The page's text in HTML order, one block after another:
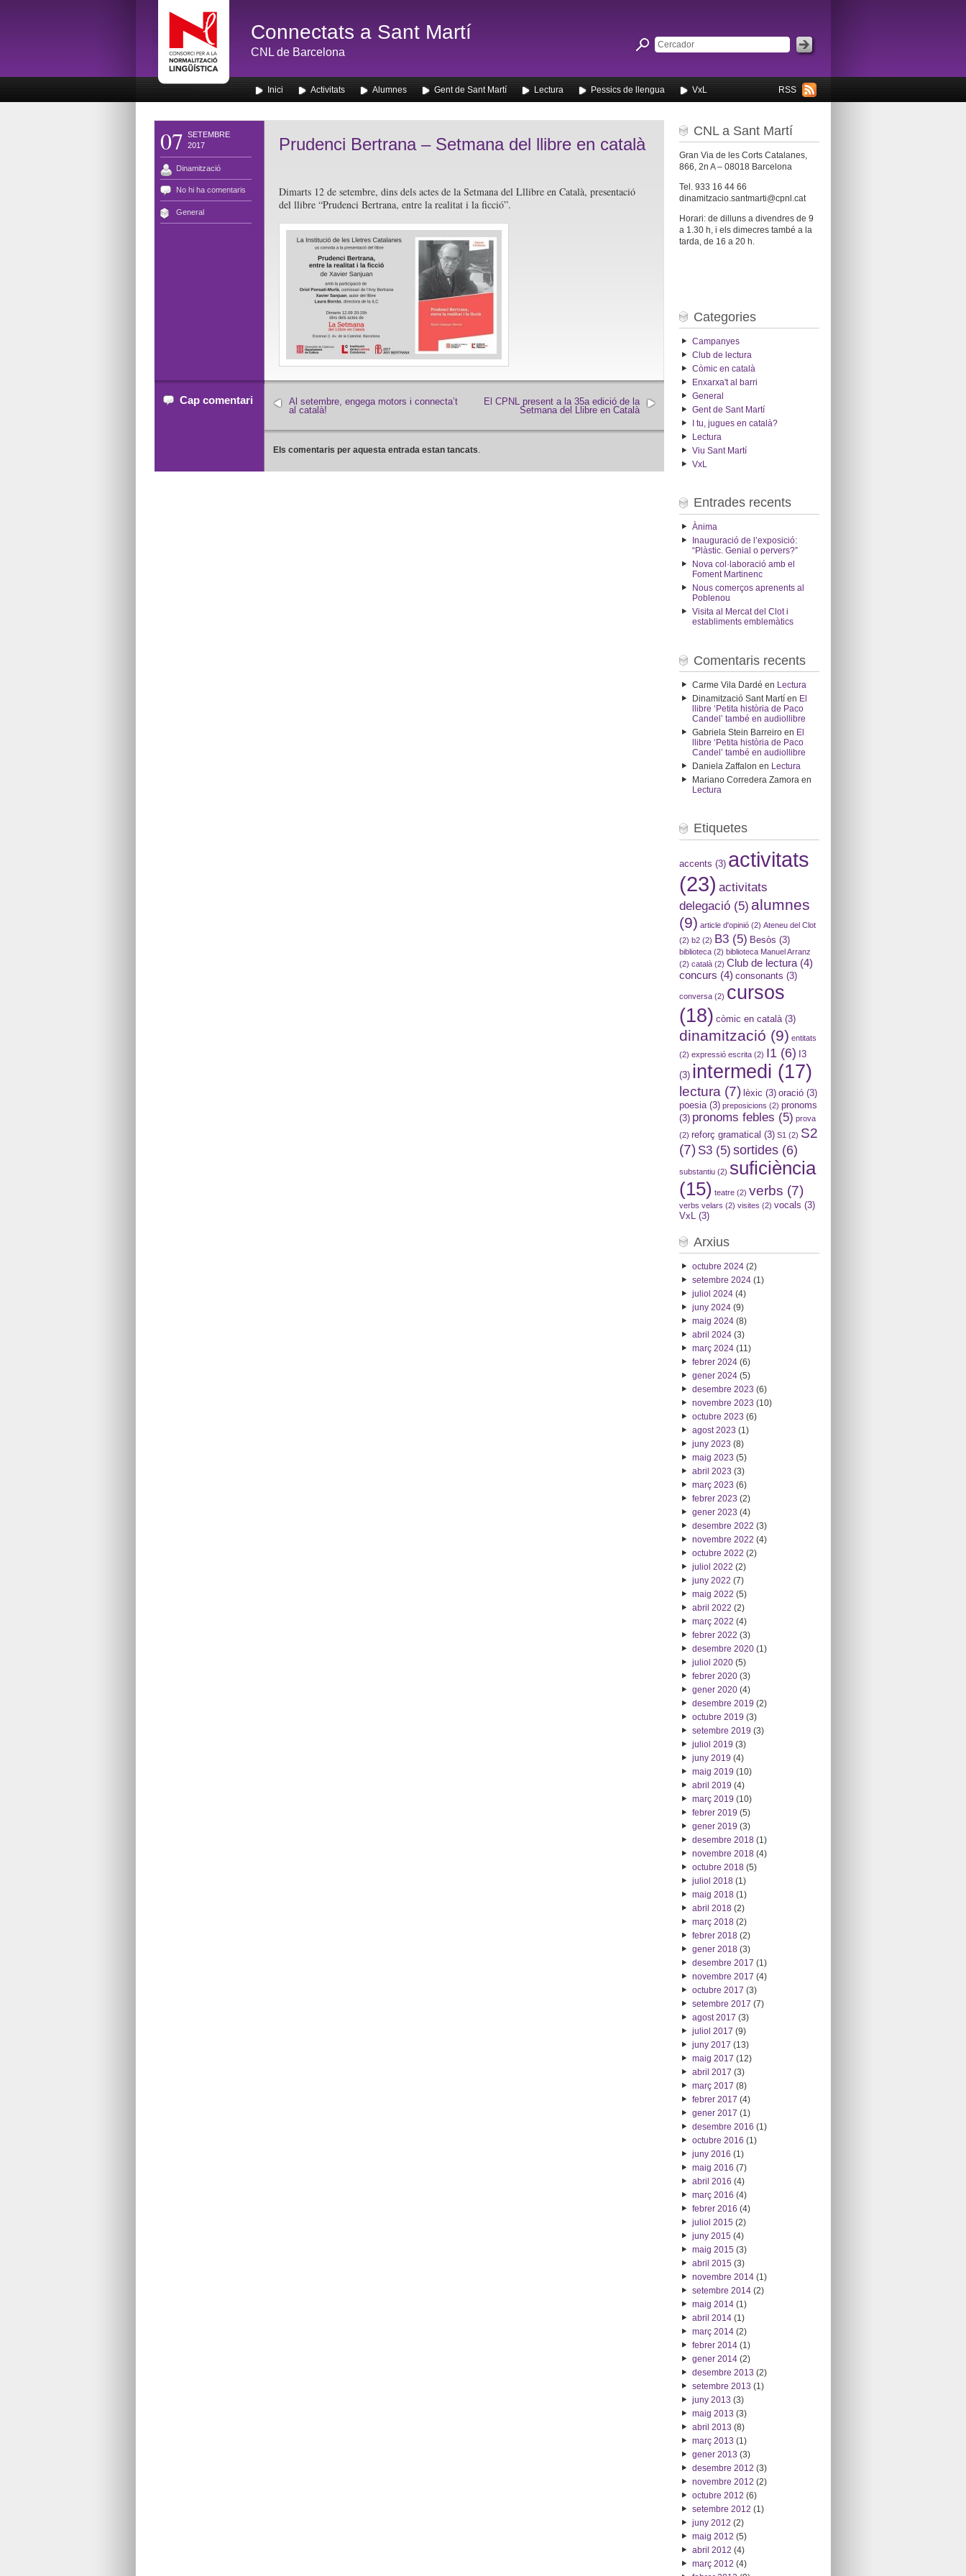
Connectats a Sant Martí
CNL de Barcelona
RSS
Inici Activitats Alumnes Gent de Sant Martí Lectura Pessics de llengua VxL
07 SETEMBRE
2017
Dinamització
No hi ha comentaris
General
Prudenci Bertrana – Setmana del llibre en català
Dimarts 12 de setembre, dins dels actes de la Setmana del Lllibre en Català, presentació
del llibre “Prudenci Bertrana, entre la realitat i la ficció”.
Cap comentari
El CPNL present a la 35a edició de la
Setmana del Llibre en Català
Al setembre, engega motors i connecta’t
al català!
Els comentaris per aquesta entrada estan tancats.
CNL a Sant Martí
Gran Via de les Corts Catalanes,
866, 2n A – 08018 Barcelona
Tel. 933 16 44 66
dinamitzacio.santmarti@cpnl.cat
Horari: de dilluns a divendres de 9
a 1.30 h, i els dimecres també a la
tarda, de 16 a 20 h.
Categories
Campanyes
Club de lectura
Còmic en català
Enxarxa't al barri
General
Gent de Sant Martí
I tu, jugues en català?
Lectura
Viu Sant Martí
VxL
Entrades recents
Ànima
Inauguració de l’exposició:
“Plàstic. Genial o pervers?”
Nova col·laboració amb el
Foment Martinenc
Nous comerços aprenents al
Poblenou
Visita al Mercat del Clot i
establiments emblemàtics
Comentaris recents
Carme Vila Dardé en Lectura
Dinamització Sant Martíen El
llibre ‘Petita història de Paco
Candel’ també en audiollibre
Gabriela Stein Barreiroen El
llibre ‘Petita història de Paco
Candel’ també en audiollibre
Daniela Zaffalon en Lectura
Mariano Corredera Zamoraen
Lectura
Etiquetes
accents (3) activitats
(23) activitats
delegació(5) alumnes
(9) article d'opinió(2) Ateneu del Clot
(2) b2(2) B3(5) Besòs (3)
biblioteca(2) biblioteca Manuel Arranz
(2) català(2) Club de lectura(4)
concurs (4) consonants (3)
conversa(2) cursos
(18) còmic en català(3)
dinamització (9) entitats
(2) expressió escrita(2) I1(6) I3
(3) intermedi (17)
lectura(7) lèxic (3) oració(3)
poesia(3) preposicions (2) pronoms
(3) pronoms febles (5) prova
(2) reforç gramatical (3) S1(2) S2
(7) S3(5) sortides(6)
substantiu(2) suficiència
(15) teatre(2) verbs (7)
verbs velars (2) visites (2) vocals (3)
VxL(3)
Arxius
octubre 2024(2)
setembre 2024(1)
juliol 2024(4)
juny 2024(9)
maig 2024(8)
abril 2024(3)
març 2024(11)
febrer 2024(6)
gener 2024(5)
desembre 2023 (6)
novembre 2023 (10)
octubre 2023 (6)
agost 2023 (1)
juny 2023 (8)
maig 2023 (5)
abril 2023 (3)
març 2023 (6)
febrer 2023 (2)
gener 2023 (4)
desembre 2022 (3)
novembre 2022 (4)
octubre 2022 (2)
juliol 2022 (2)
juny 2022 (7)
maig 2022 (5)
abril 2022 (2)
març 2022 (4)
febrer 2022 (3)
desembre 2020(1)
juliol 2020(5)
febrer 2020(3)
gener 2020(4)
desembre 2019 (2)
octubre 2019 (3)
setembre 2019 (3)
juliol 2019 (3)
juny 2019 (4)
maig 2019 (10)
abril 2019 (4)
març 2019 (10)
febrer 2019 (5)
gener 2019 (3)
desembre 2018(1)
novembre 2018(4)
octubre 2018(5)
juliol 2018(1)
maig 2018(1)
abril 2018(2)
març 2018(2)
febrer 2018(2)
gener 2018(3)
desembre 2017 (1)
novembre 2017 (4)
octubre 2017 (3)
setembre 2017 (7)
agost 2017 (3)
juliol 2017 (9)
juny 2017 (13)
maig 2017 (12)
abril 2017 (3)
març 2017 (8)
febrer 2017 (4)
gener 2017 (1)
desembre 2016 (1)
octubre 2016 (1)
juny 2016 (1)
maig 2016 (7)
abril 2016 (4)
març 2016 (4)
febrer 2016 (4)
juliol 2015 (2)
juny 2015 (4)
maig 2015 (3)
abril 2015 (3)
novembre 2014(1)
setembre 2014(2)
maig 2014(1)
abril 2014(1)
març 2014(2)
febrer 2014(1)
gener 2014(2)
desembre 2013 (2)
setembre 2013 (1)
juny 2013 (3)
maig 2013 (3)
abril 2013 (8)
març 2013 (1)
gener 2013 (3)
desembre 2012 (3)
novembre 2012 (2)
octubre 2012 (6)
setembre 2012 (1)
juny 2012 (2)
maig 2012 (5)
abril 2012 (4)
març 2012 (4)